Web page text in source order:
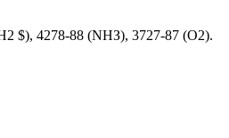
$), 4278-88 (NНЗ), 3727-87 (О2).